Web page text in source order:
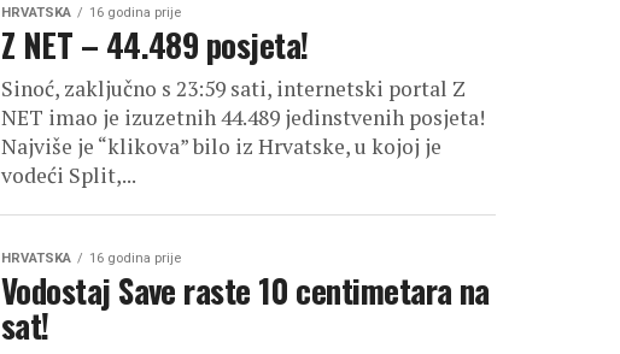
HRVATSKA 16 godina prije
Z NET – 44.489 posjeta!
Sinoć, zaključno s 23:59 sati, internetski portal Z
NET imao je izuzetnih 44.489 jedinstvenih posjeta!
Najviše je “klikova” bilo iz Hrvatske, u kojoj je
vodeći Split,...
HRVATSKA 16 godina prije
Vodostaj Save raste 10 centimetara na
sat!